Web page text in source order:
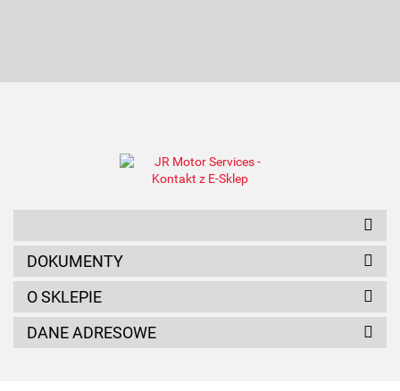
DOKUMENTY
O SKLEPIE
DANE ADRESOWE